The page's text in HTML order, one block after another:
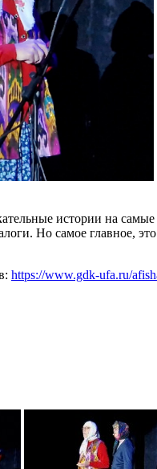
истории на
Но самое главное,
https://www.gdk-ufa.ru/